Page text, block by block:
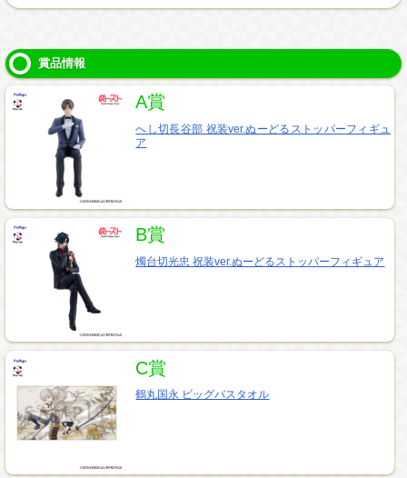
賞品情報
A賞
へし切長谷部 祝装ver.ぬーどるストッパーフィギュ
ア
B賞
燭台切光忠 祝装ver.ぬーどるストッパーフィギュア
C賞
鶴丸国永 ビッグバスタオル